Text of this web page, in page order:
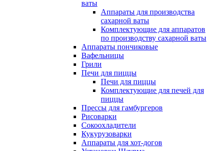
ваты
Аппараты для производства
сахарной ваты
Комплектующие для аппаратов
по производству сахарной ваты
Аппараты пончиковые
Вафельницы
Грили
Печи для пиццы
Печи для пиццы
Комплектующие для печей для
пиццы
Прессы для гамбургеров
Рисоварки
Сокоохладители
Кукурузоварки
Аппараты для хот-догов